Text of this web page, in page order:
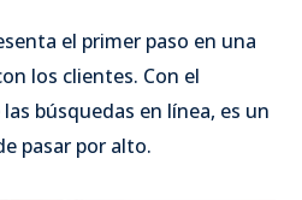
el primer paso en una
los clientes. Con el
búsquedas en línea, es un
pasar por alto.